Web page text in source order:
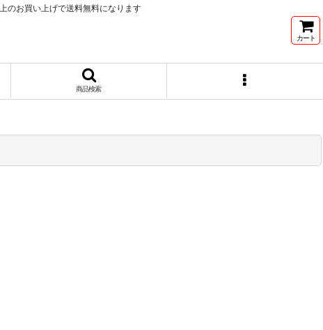
お買い上げで送料無料になります
カート
商品検索